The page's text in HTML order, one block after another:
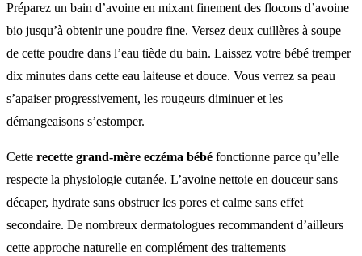
Préparez un bain d’avoine en mixant finement des flocons d’avoine
bio jusqu’à obtenir une poudre fine. Versez deux cuillères à soupe
de cette poudre dans l’eau tiède du bain. Laissez votre bébé tremper
dix minutes dans cette eau laiteuse et douce. Vous verrez sa peau
s’apaiser progressivement, les rougeurs diminuer et les
démangeaisons s’estomper.
Cette recette grand-mère eczéma bébé fonctionne parce qu’elle
respecte la physiologie cutanée. L’avoine nettoie en douceur sans
décaper, hydrate sans obstruer les pores et calme sans effet
secondaire. De nombreux dermatologues recommandent d’ailleurs
cette approche naturelle en complément des traitements